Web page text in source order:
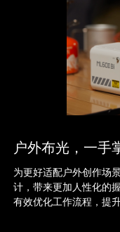
户外布光，一手
为更好适配户外创作场
计，带来更加人性化的
有效优化工作流程，提